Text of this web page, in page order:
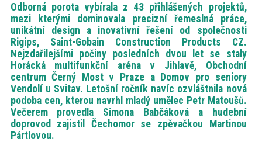
Odborná porota vybírala z 43 přihlášených projektů,
mezi kterými dominovala precizní řemeslná práce,
unikátní design a inovativní řešení od společnosti
Rigips, Saint-Gobain Construction Products CZ.
Nejzdařilejšími počiny posledních dvou let se staly
Horácká multifunkční aréna v Jihlavě, Obchodní
centrum Černý Most v Praze a Domov pro seniory
Vendolí u Svitav. Letošní ročník navíc ozvláštnila nová
podoba cen, kterou navrhl mladý umělec Petr Matoušů.
Večerem provedla Simona Babčáková a hudební
doprovod zajistil Čechomor se zpěvačkou Martinou
Pártlovou.